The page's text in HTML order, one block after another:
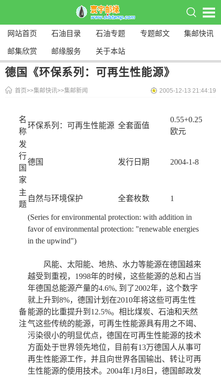
网站首页 石油目录 石油专题 专题邮文 集邮快讯
邮集欣赏 邮缘服务 关于本站
德国《环保系列：可再生性能源》
首页>>集邮快讯>>集邮新闻 2005-12-13 21:44:19
名
称
环保系列：可再生性能源 全套面值
0.55+0.25
欧元
发
行
国
家
德国 发行日期 2004-1-8
主
题
自然与环境保护 全套枚数 1
备
注
(Series for environmental protection: with addition in
favor of environmental protection: "renewable energies
in the upwind")
风能、太阳能、地热、水力等能源在德国越来
越受到重视，1998年的时候，这些能源的总和占当
年德国总能源产量的4.6%, 到了2002年，这个数字
就上升到8%，德国计划在2010年将这些可再生性
能源的比重提升到12.5%。相比煤炭、石油和天然
气这些传统的能源，可再生性能源具有用之不竭、
污染很小的明显优点，德国在可再生性能源的技术
方面处于世界领先地位，目前有13万德国人从事可
再生性能源工作，并且向世界各国输出、转让可再
生性能源的使用技术。2004年1月8日，德国邮政发